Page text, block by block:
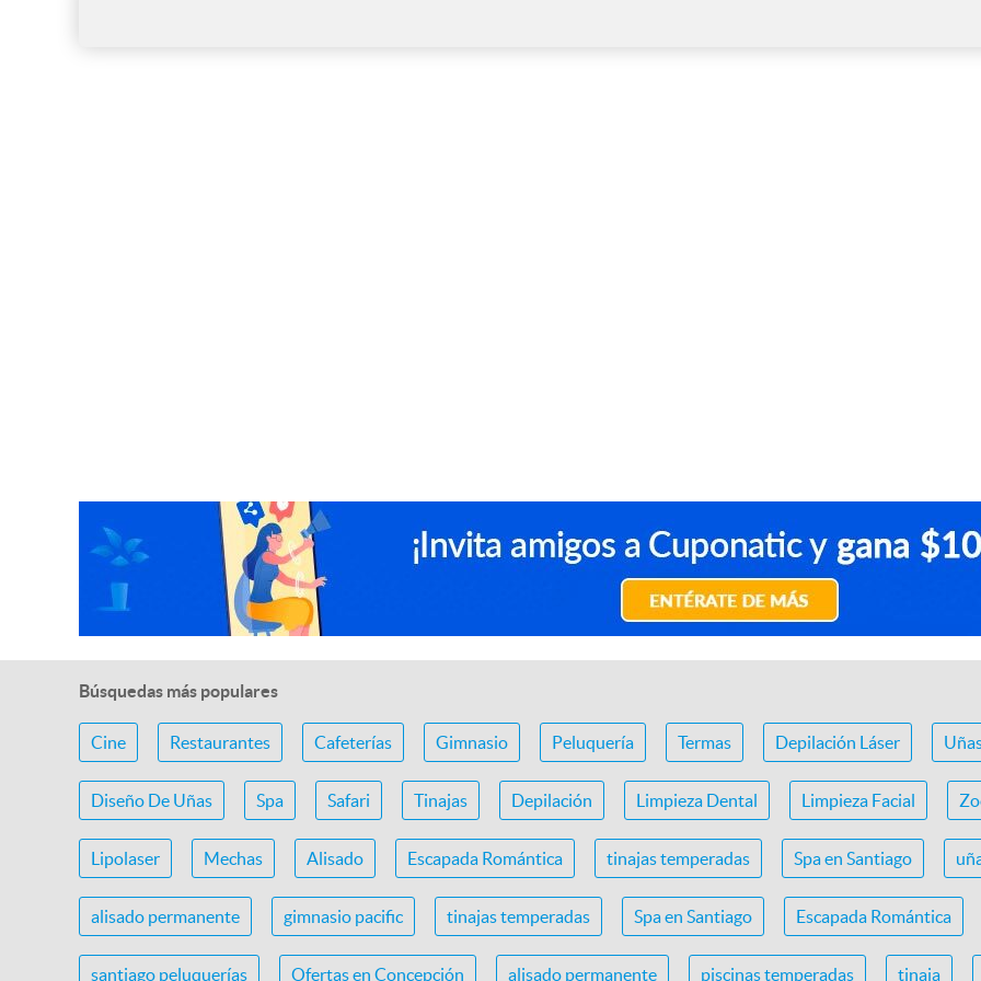
Búsquedas más populares
Cine Restaurantes Cafeterías Gimnasio Peluquería Termas Depilación Láser
Diseño De Uñas Spa Safari Tinajas Depilación Limpieza Dental Limpieza Facial
Lipolaser Mechas Alisado Escapada Romántica tinajas temperadas Spa en Santiago
alisado permanente gimnasio pacific tinajas temperadas Spa en Santiago Escapada Romántica
santiago peluquerías Ofertas en Concepción alisado permanente piscinas temperadas tinaja